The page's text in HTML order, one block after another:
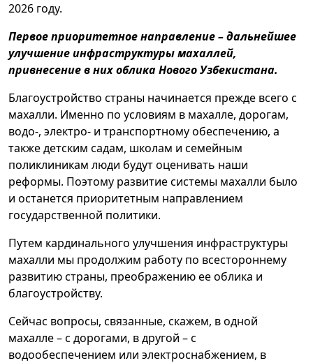
2026 году.
Первое приоритетное направление – дальнейшее
улучшение инфраструктуры махаллей,
привнесение в них облика Нового Узбекистана.
Благоустройство страны начинается прежде всего с
махалли. Именно по условиям в махалле, дорогам,
водо-, электро- и транспортному обеспечению, а
также детским садам, школам и семейным
поликлиникам люди будут оценивать наши
реформы. Поэтому развитие системы махалли было
и останется приоритетным направлением
государственной политики.
Путем кардинального улучшения инфраструктуры
махалли мы продолжим работу по всестороннему
развитию страны, преображению ее облика и
благоустройству.
Сейчас вопросы, связанные, скажем, в одной
махалле – с дорогами, в другой – с
водообеспечением или электроснабжением, в